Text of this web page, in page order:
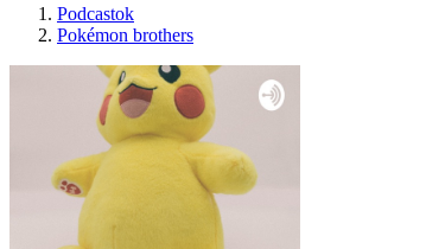
Podcastok
Pokémon brothers